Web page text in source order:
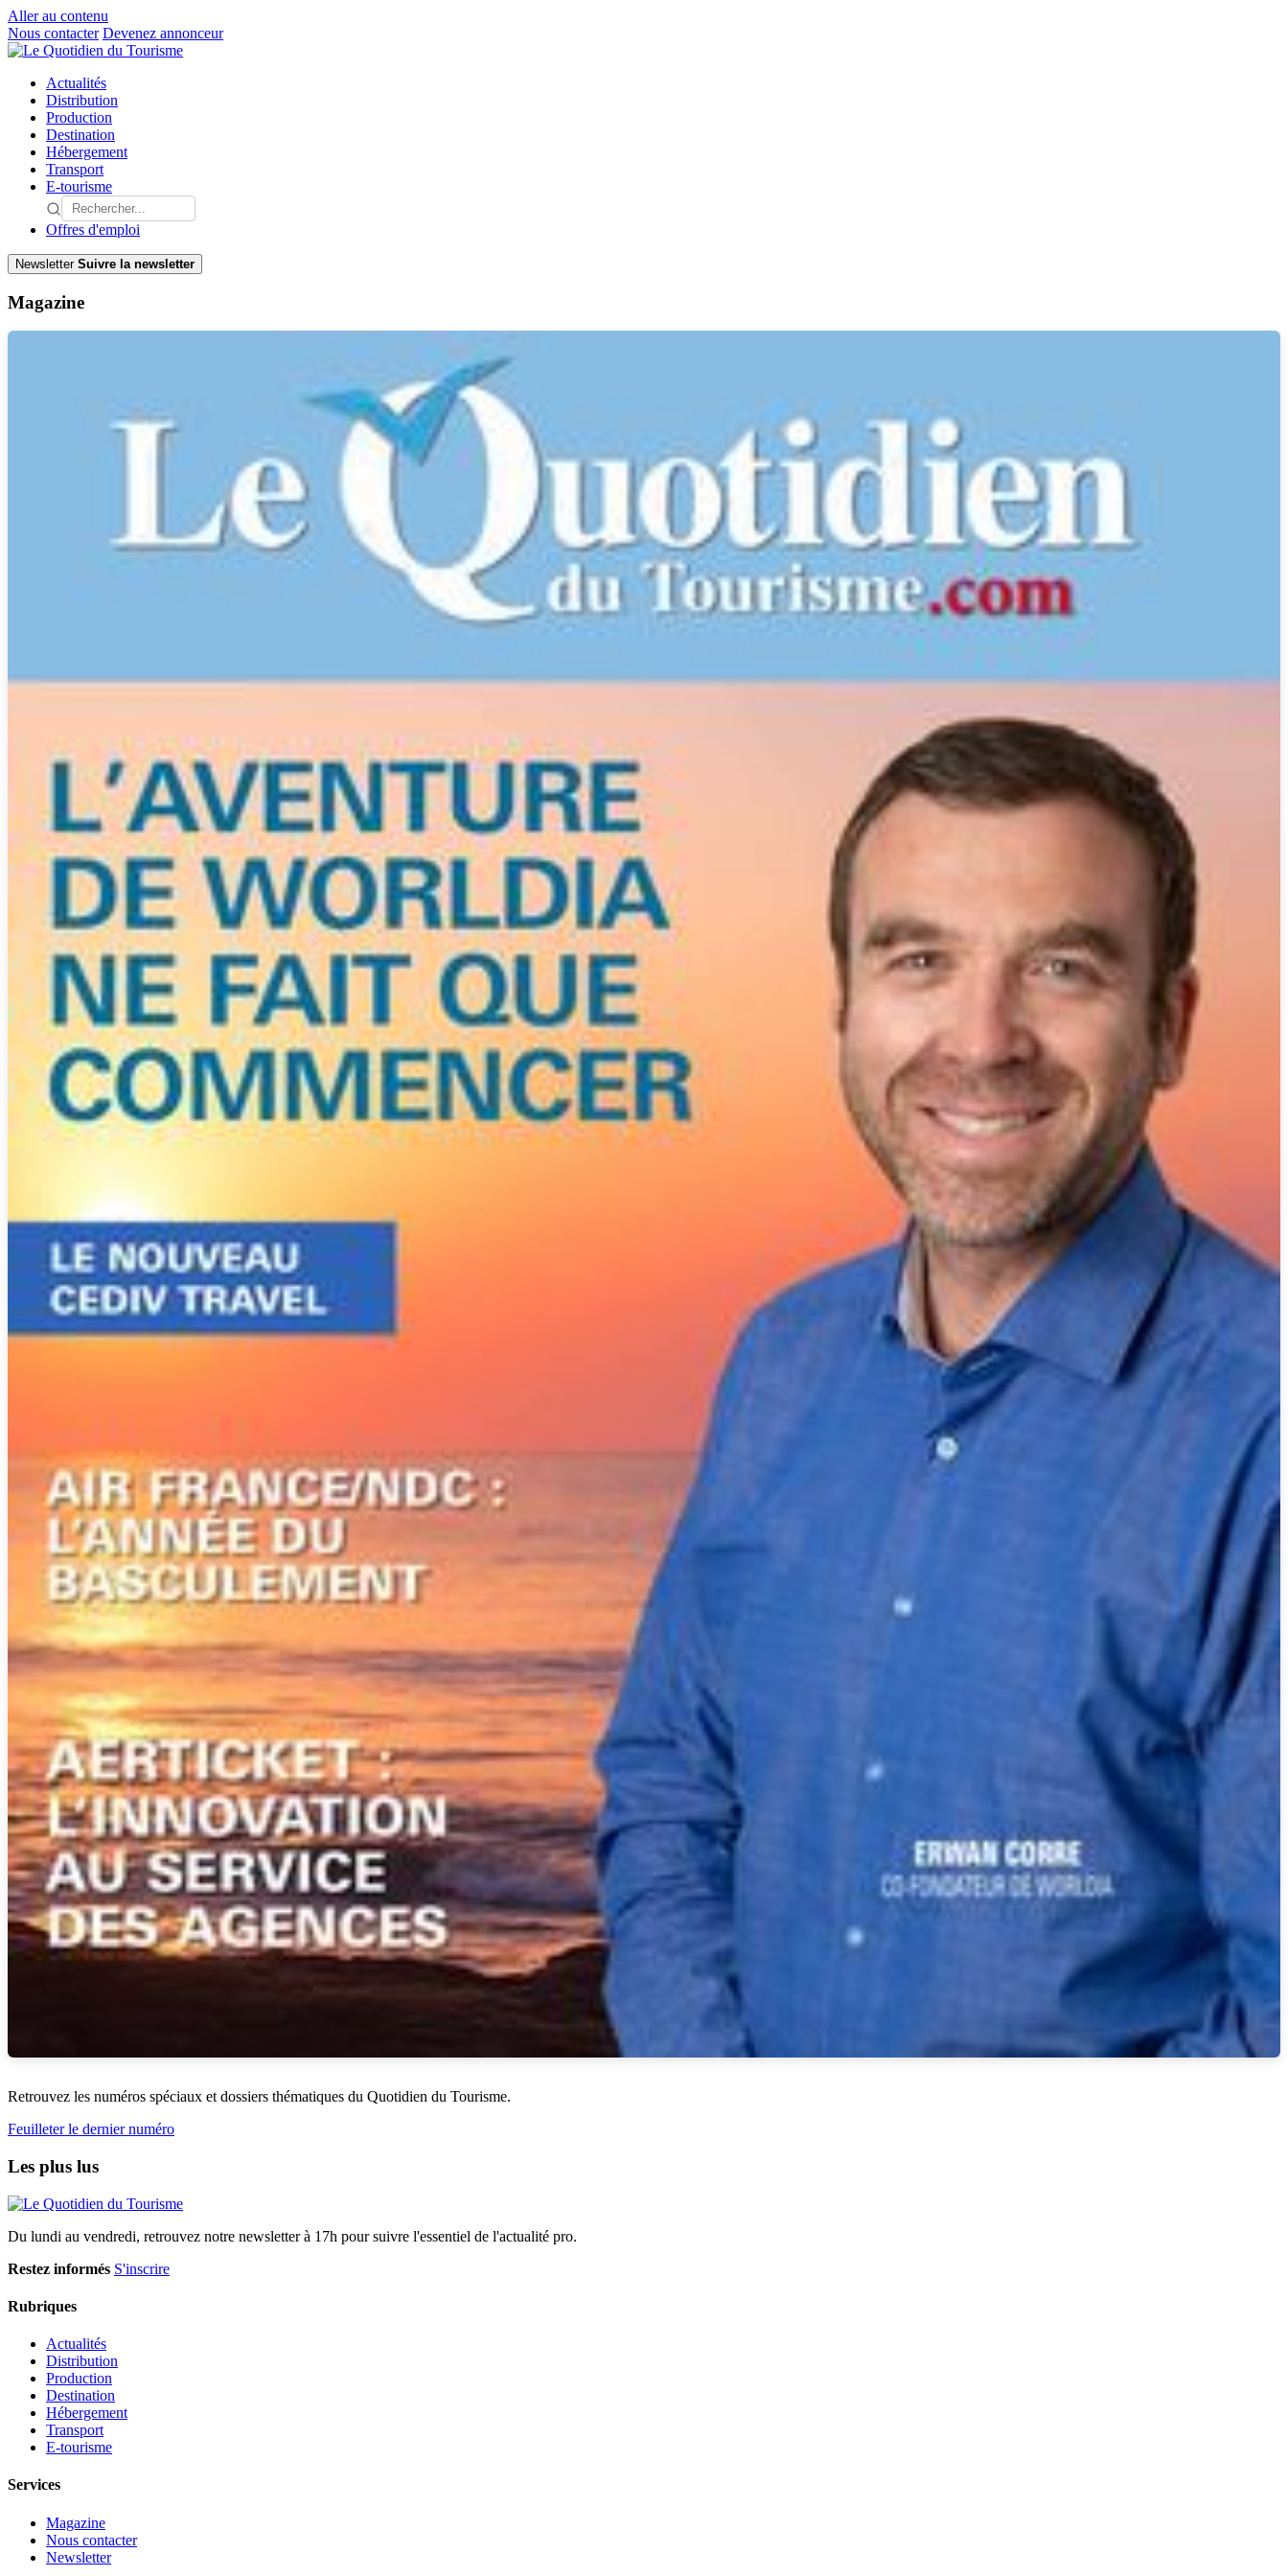
Aller au contenu
Nous contacter Devenez annonceur
Actualités
Distribution
Production
Destination
Hébergement
Transport
E-tourisme
Offres d'emploi
Newsletter Suivre la newsletter
Magazine
Retrouvez les numéros spéciaux et dossiers thématiques du Quotidien du Tourisme.
Feuilleter le dernier numéro
Les plus lus
Du lundi au vendredi, retrouvez notre newsletter à 17h pour suivre l'essentiel de l'actualité pro.
Restez informés S'inscrire
Rubriques
Actualités
Distribution
Production
Destination
Hébergement
Transport
E-tourisme
Services
Magazine
Nous contacter
Newsletter